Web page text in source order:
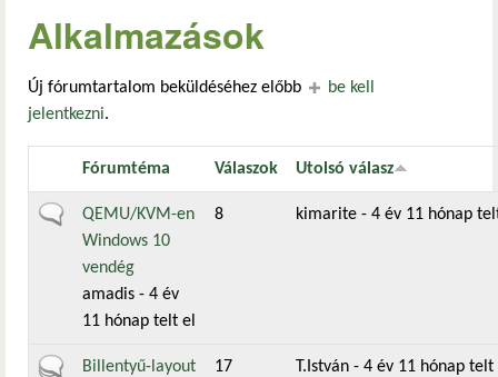
Alkalmazások
Új fórumtartalom beküldéséhez előbb
be kell
jelentkezni.
Fórumtéma Válaszok Utolsó válasz
Általános téma
QEMU/KVM-en
Windows 10
vendég
amadis - 4 év
11 hónap telt el
8 kimarite - 4 év 11 hónap
Aktív témaBillentyű-layout
17 T.István - 4 év 11 hónap telt